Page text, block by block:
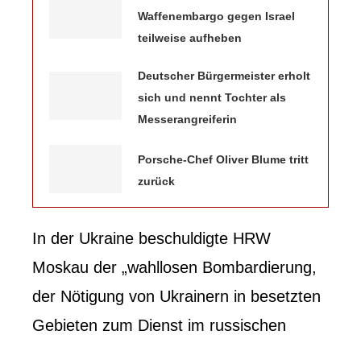
Waffenembargo gegen Israel
teilweise aufheben
Deutscher Bürgermeister erholt
sich und nennt Tochter als
Messerangreiferin
Porsche-Chef Oliver Blume tritt
zurück
In der Ukraine beschuldigte HRW
Moskau der „wahllosen Bombardierung,
der Nötigung von Ukrainern in besetzten
Gebieten zum Dienst im russischen